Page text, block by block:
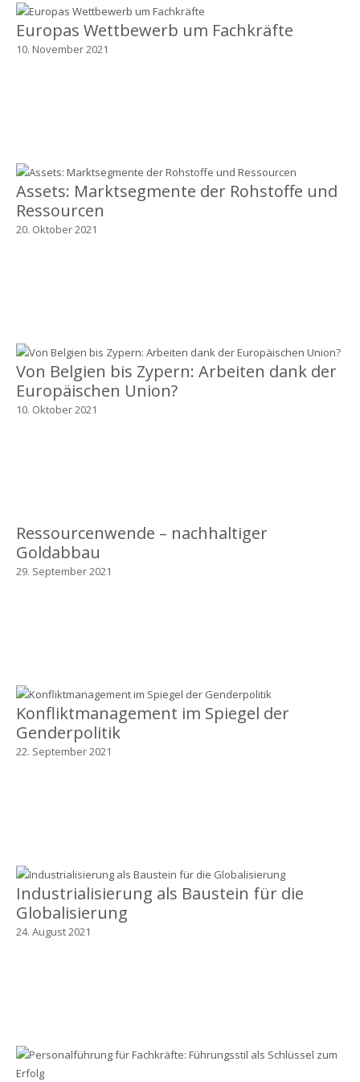
Europas Wettbewerb um Fachkräfte
10. November 2021
Assets: Marktsegmente der Rohstoffe und
Ressourcen
20. Oktober 2021
Von Belgien bis Zypern: Arbeiten dank der
Europäischen Union?
10. Oktober 2021
Ressourcenwende – nachhaltiger
Goldabbau
29. September 2021
Konfliktmanagement im Spiegel der
Genderpolitik
22. September 2021
Industrialisierung als Baustein für die
Globalisierung
24. August 2021